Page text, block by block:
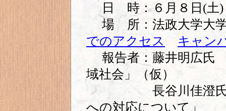
日 時：６月８日(土)
場 所：法政大学大
でのアクセス
キャン
報告者：藤井明広氏
域社会」（仮）
長谷川佳澄氏「佐
への対応について」